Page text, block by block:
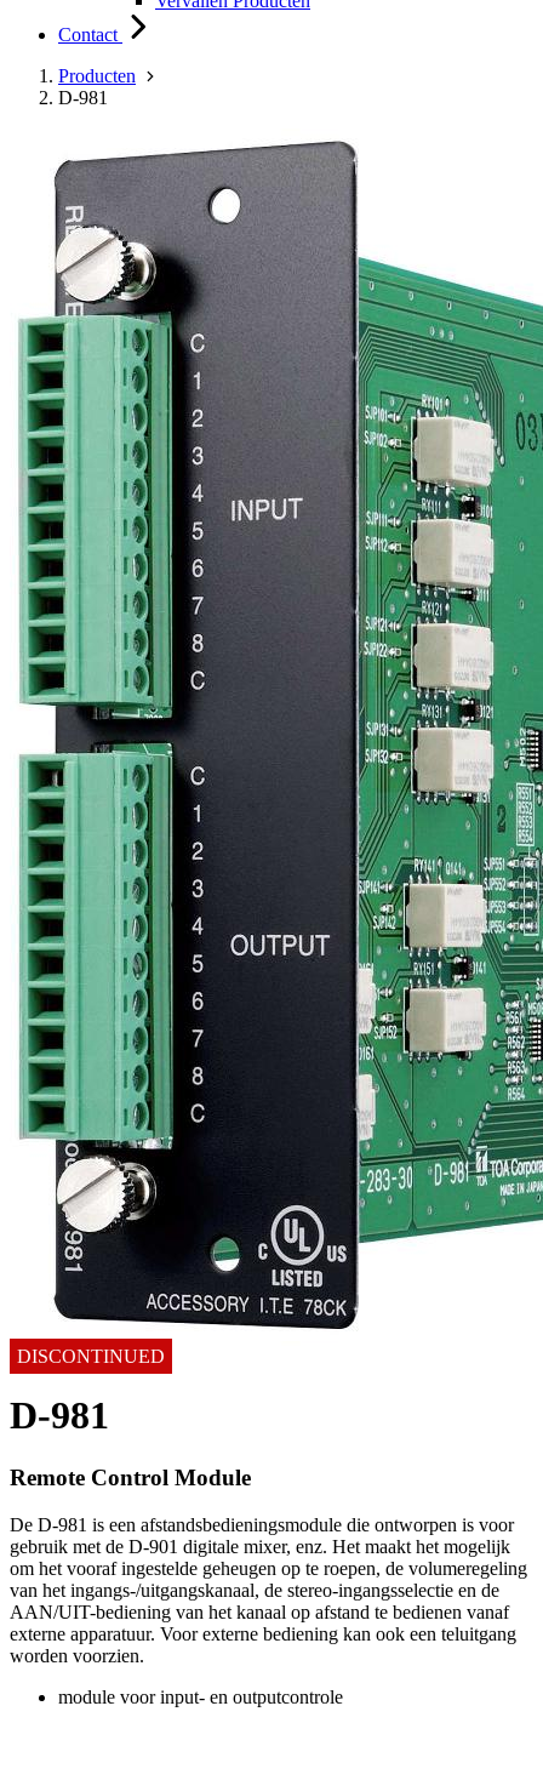
Contact
Producten
D-981
DISCONTINUED
D-981
Remote Control Module
De D-981 is een afstandsbedieningsmodule die ontworpen is voor
gebruik met de D-901 digitale mixer, enz. Het maakt het mogelijk
om het vooraf ingestelde geheugen op te roepen, de volumeregeling
van het ingangs-/uitgangskanaal, de stereo-ingangsselectie en de
AAN/UIT-bediening van het kanaal op afstand te bedienen vanaf
externe apparatuur. Voor externe bediening kan ook een teluitgang
worden voorzien.
module voor input- en outputcontrole